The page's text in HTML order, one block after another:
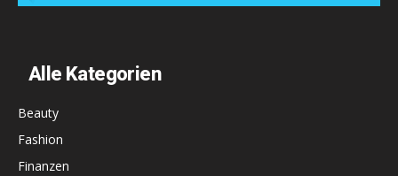
Alle Kategorien
Beauty
Fashion
Finanzen